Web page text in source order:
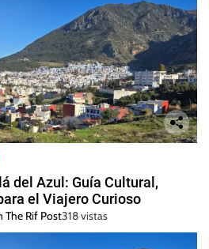
del Azul: Guía Cultural,
el Viajero Curioso
The Rif Post318 vistas